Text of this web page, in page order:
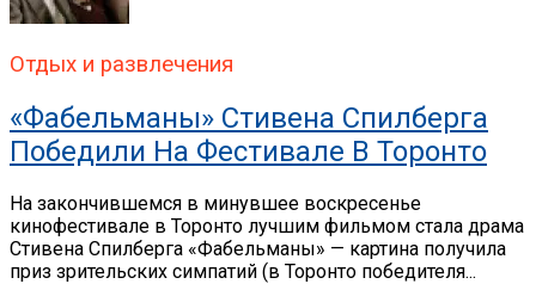
Отдых и развлечения
«Фабельманы» Стивена Спилберга
Победили На Фестивале В Торонто
На закончившемся в минувшее воскресенье
кинофестивале в Торонто лучшим фильмом стала драма
Стивена Спилберга «Фабельманы» — картина получила
приз зрительских симпатий (в Торонто победителя...